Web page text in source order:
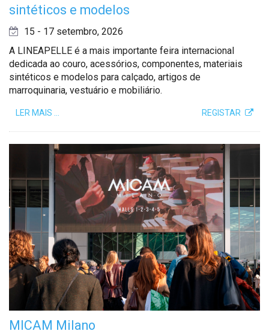
sintéticos e modelos
15 - 17 setembro, 2026
A LINEAPELLE é a mais importante feira internacional
dedicada ao couro, acessórios, componentes, materiais
sintéticos e modelos para calçado, artigos de
marroquinaria, vestuário e mobiliário.
REGISTAR
LER MAIS …
MICAM Milano